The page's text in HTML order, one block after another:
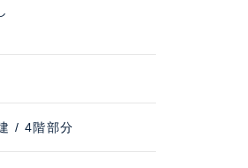
/ 4階部分